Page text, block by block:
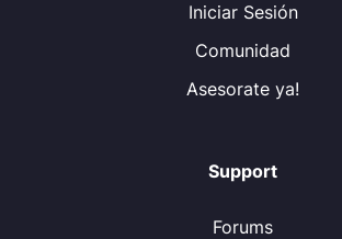
Iniciar Sesión
Comunidad
Asesorate ya!
Support
Forums